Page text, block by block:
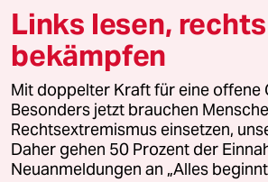
© 2026 taz Verlags und Vertriebs GmbH
Alle Rechte vorbehalten. Bei rechtlichen Fragen
wenden Sie sich bitte an lizenzen@taz.de
Feedback Redaktionsstatut
Links lesen, rechts
bekämpfen
Mit doppelter Kraft für eine offene
Besonders jetzt brauchen
Rechtsextremismus einsetzen,
Daher gehen 50 Prozent der
Neuanmeldungen an „Alles